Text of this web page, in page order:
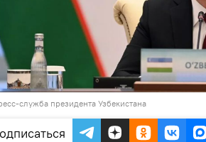
служба президента Узбекистана